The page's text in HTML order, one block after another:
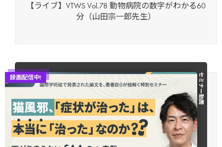
【ライブ】VTWS Vol.78 動物病院の数字がわかる60
分（山田宗一郎先生）
セミナー動画
録画配信中!